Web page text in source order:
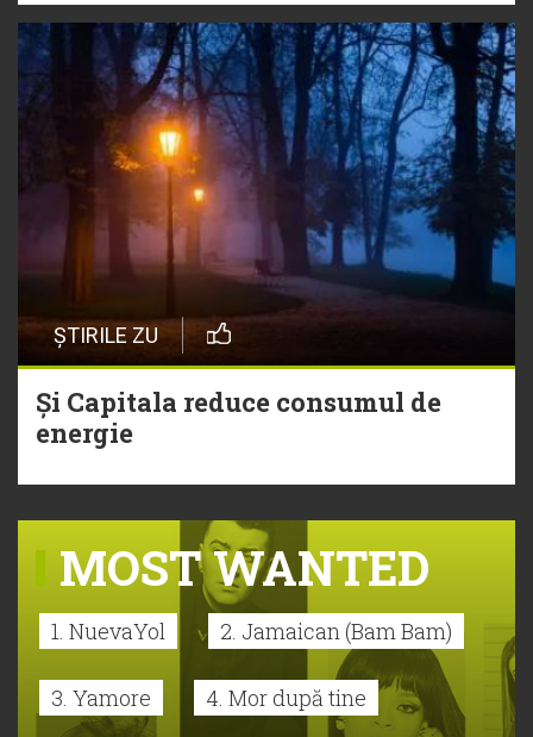
ȘTIRILE ZU
Și Capitala reduce consumul de
energie
MOST WANTED
1. NuevaYol 2. Jamaican (Bam Bam)
3. Yamore 4. Mor după tine